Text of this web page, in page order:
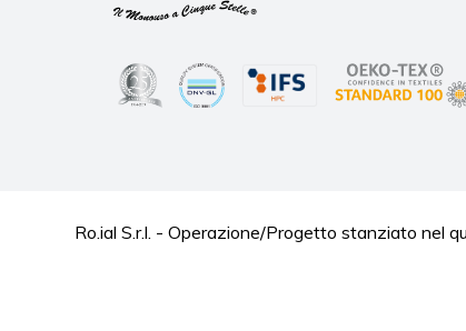
Ro.ial S.r.l. - Operazione/Progetto stanziato nel